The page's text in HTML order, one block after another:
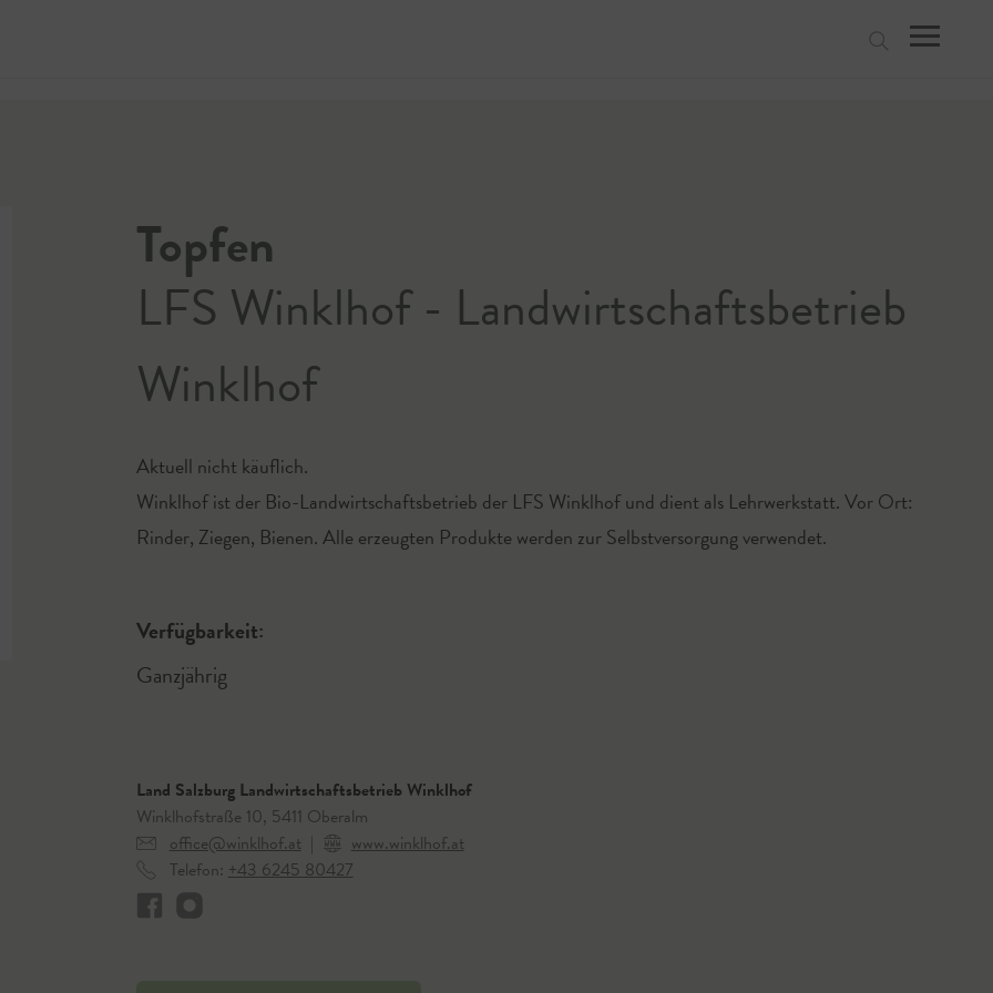
Topfen
LFS Winklhof - Landwirtschaftsbetrieb
Winklhof
Aktuell nicht käuflich.
Winklhof ist der Bio-Landwirtschaftsbetrieb der LFS Winklhof und dient als Lehrwerkstatt. Vor Ort:
Rinder, Ziegen, Bienen. Alle erzeugten Produkte werden zur Selbstversorgung verwendet.
Verfügbarkeit:
Ganzjährig
Land Salzburg Landwirtschaftsbetrieb Winklhof
Winklhofstraße 10, 5411 Oberalm
office@winklhof.at |
www.winklhof.at
Telefon: +43 6245 80427